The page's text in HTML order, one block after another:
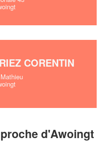
CORENTIN
d'Awoingt